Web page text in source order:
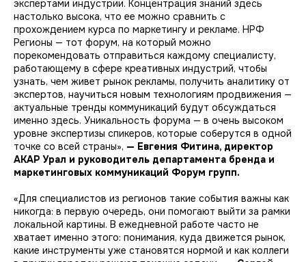
экспертами индустрии. Концентрация знаний здесь
настолько высока, что ее можно сравнить с
прохождением курса по маркетингу и рекламе. НРФ
Регионы — тот форум, на который можно
порекомендовать отправиться каждому специалисту,
работающему в сфере креативных индустрий, чтобы
узнать, чем живет рынок рекламы, получить аналитику от
экспертов, научиться новым технологиям продвижения —
актуальные тренды коммуникаций будут обсуждаться
именно здесь. Уникальность форума — в очень высоком
уровне экспертизы спикеров, которые соберутся в одной
точке со всей страны», — Евгения Фитина, директор
АКАР Урал и руководитель департамента бренда и
маркетинговых коммуникаций Форум групп.
«Для специалистов из регионов такие события важны как
никогда: в первую очередь, они помогают выйти за рамки
локальной картины. В ежедневной работе часто не
хватает именно этого: понимания, куда движется рынок,
какие инструменты уже становятся нормой и как коллеги